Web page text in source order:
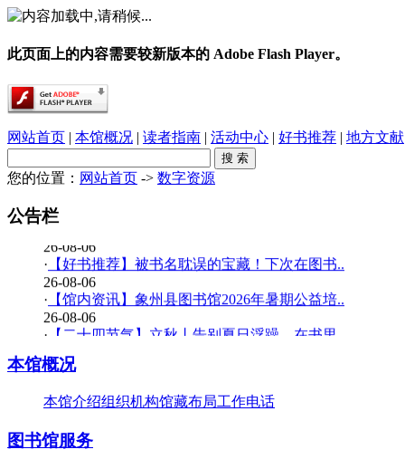
此页面上的内容需要较新版本的 Adobe Flash Player。
网站首页 | 本馆概况 | 读者指南 | 活动中心 | 好书推荐 | 地方文献
您的位置： 网站首页 -> 数字资源
公告栏
春雨润乡土，书香伴童行——象州县文化广电..
26-08-06
·【少儿多媒体图书馆】背了八百遍《出师表》..
26-08-06
· 【好书推荐】被书名耽误的宝藏！下次在图书..
26-08-06
· 【馆内资讯】象州县图书馆2026年暑期公益培..
26-08-06
· 【二十四节气】立秋丨告别夏日浮躁，在书里..
·【少儿多媒体图书馆】边画边学！超有趣的少..
·【暑期公益培训班】象州县图书馆2026年暑期..
·【好书推荐】大暑天容易犯困？这些“烧脑”..
本馆概况
本馆介绍组织机构馆藏布局工作电话
图书馆服务